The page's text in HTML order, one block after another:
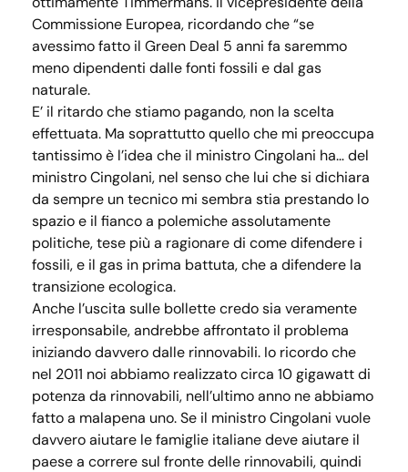
Commissione Europea, ricordando che “se
avessimo fatto il Green Deal 5 anni fa saremmo
meno dipendenti dalle fonti fossili e dal gas
naturale.
E’ il ritardo che stiamo pagando, non la scelta
effettuata. Ma soprattutto quello che mi preoccupa
tantissimo è l’idea che il ministro Cingolani ha… del
ministro Cingolani, nel senso che lui che si dichiara
da sempre un tecnico mi sembra stia prestando lo
spazio e il fianco a polemiche assolutamente
politiche, tese più a ragionare di come difendere i
fossili, e il gas in prima battuta, che a difendere la
transizione ecologica.
Anche l’uscita sulle bollette credo sia veramente
irresponsabile, andrebbe affrontato il problema
iniziando davvero dalle rinnovabili. Io ricordo che
nel 2011 noi abbiamo realizzato circa 10 gigawatt di
potenza da rinnovabili, nell’ultimo anno ne abbiamo
fatto a malapena uno. Se il ministro Cingolani vuole
davvero aiutare le famiglie italiane deve aiutare il
paese a correre sul fronte delle rinnovabili, quindi